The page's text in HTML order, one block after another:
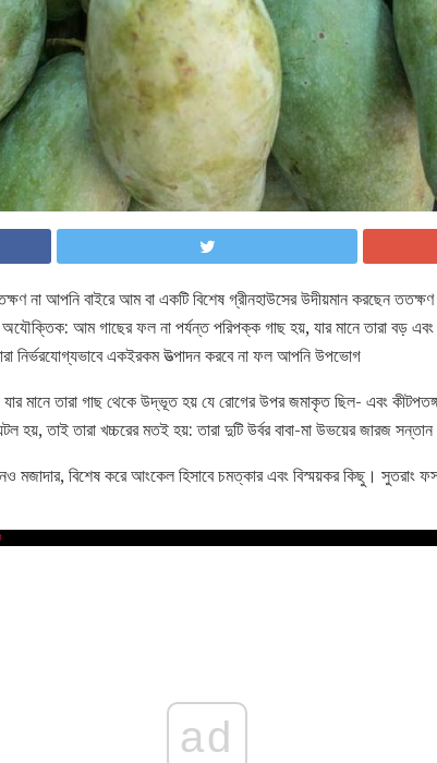
না আপনি বাইরে আম বা একটি বিশেষ গ্রীনহাউসের উদীয়মান করছেন
আম গাছের ফল না পর্যন্ত পরিপক্ক গাছ হয়, যার মানে তারা বড়
নির্ভরযোগ্যভাবে একইরকম উত্পাদন করবে না ফল আপনি উপভোগ
মানে তারা গাছ থেকে উদ্ভূত হয় যে রোগের উপর জমাকৃত ছিল- এবং
হয়, তাই তারা খচ্চরের মতই হয়: তারা দুটি উর্বর বাবা-মা উভয়ের জারজ
মজাদার, বিশেষ করে আংকেল হিসাবে চমত্কার এবং বিস্ময়কর কিছু। সুতরাং
ad